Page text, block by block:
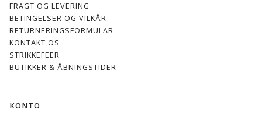
FRAGT OG LEVERING
BETINGELSER OG VILKÅR
RETURNERINGSFORMULAR
KONTAKT OS
STRIKKEFEER
BUTIKKER & ÅBNINGSTIDER
KONTO